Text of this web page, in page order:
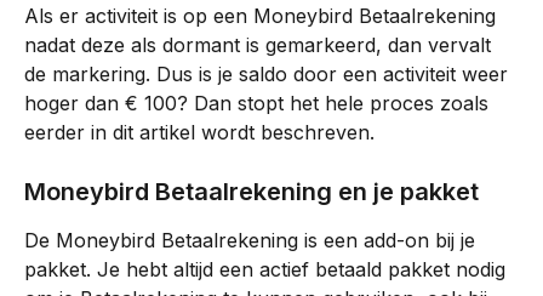
Als er activiteit is op een Moneybird Betaalrekening
nadat deze als dormant is gemarkeerd, dan vervalt
de markering. Dus is je saldo door een activiteit weer
hoger dan € 100? Dan stopt het hele proces zoals
eerder in dit artikel wordt beschreven.
Moneybird Betaalrekening en je pakket
De Moneybird Betaalrekening is een add-on bij je
pakket. Je hebt altijd een actief betaald pakket nodig